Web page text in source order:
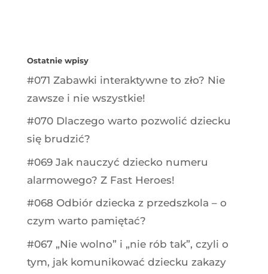
Ostatnie wpisy
#071 Zabawki interaktywne to zło? Nie
zawsze i nie wszystkie!
#070 Dlaczego warto pozwolić dziecku
się brudzić?
#069 Jak nauczyć dziecko numeru
alarmowego? Z Fast Heroes!
#068 Odbiór dziecka z przedszkola – o
czym warto pamiętać?
#067 „Nie wolno” i „nie rób tak”, czyli o
tym, jak komunikować dziecku zakazy